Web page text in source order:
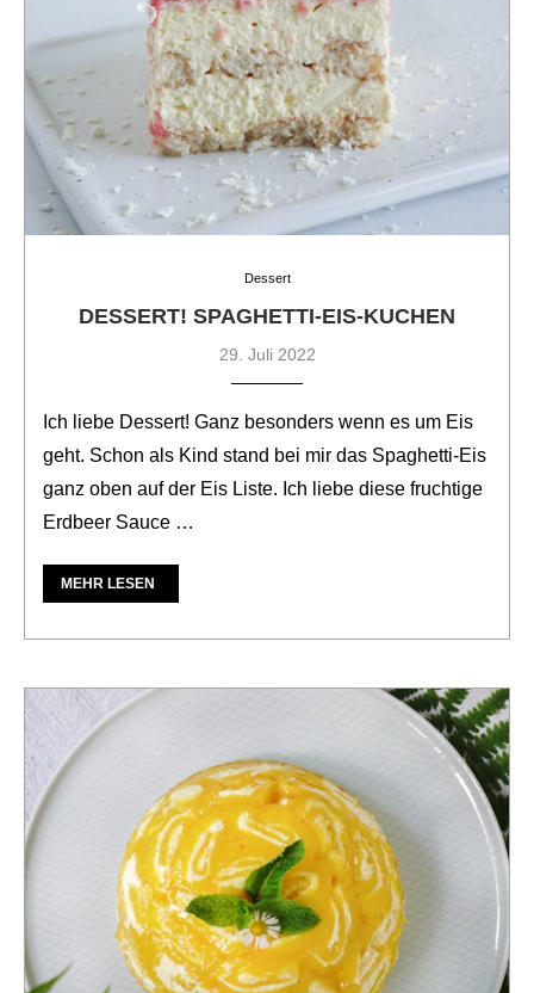
Dessert
DESSERT! SPAGHETTI-EIS-KUCHEN
29. Juli 2022
Ich liebe Dessert! Ganz besonders wenn es um Eis
geht. Schon als Kind stand bei mir das Spaghetti-Eis
ganz oben auf der Eis Liste. Ich liebe diese fruchtige
Erdbeer Sauce …
MEHR LESEN